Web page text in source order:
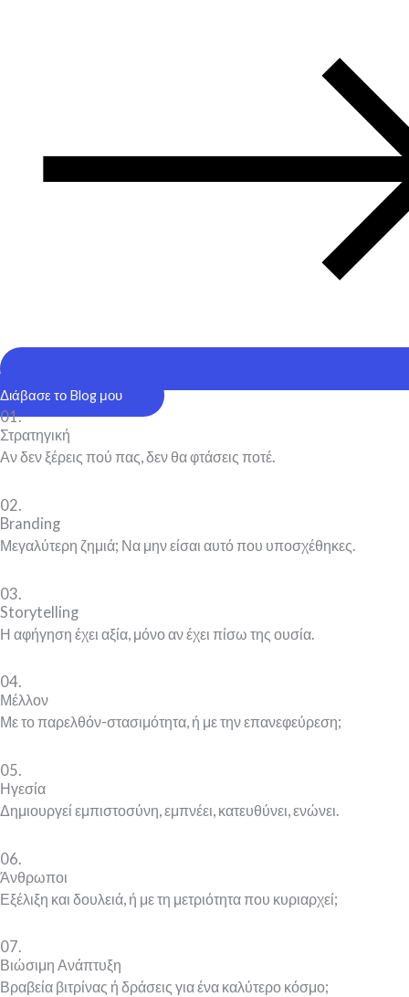
Διάβασε το Blog μου
01.
Στρατηγική
Αν δεν ξέρεις πού πας, δεν θα φτάσεις ποτέ.
02.
Branding
Μεγαλύτερη ζημιά; Να μην είσαι αυτό που υποσχέθηκες.
03.
Storytelling
Η αφήγηση έχει αξία, μόνο αν έχει πίσω της ουσία.
04.
Μέλλον
Με το παρελθόν-στασιμότητα, ή με την επανεφεύρεση;
05.
Ηγεσία
Δημιουργεί εμπιστοσύνη, εμπνέει, κατευθύνει, ενώνει.
06.
Άνθρωποι
Εξέλιξη και δουλειά, ή με τη μετριότητα που κυριαρχεί;
07.
Βιώσιμη Ανάπτυξη
Βραβεία βιτρίνας ή δράσεις για ένα καλύτερο κόσμο;